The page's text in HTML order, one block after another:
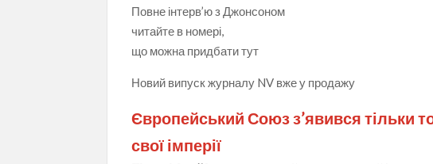
Повне інтерв’ю з Джонсоном
читайте в номері,
що можна придбати тут
Новий випуск журналу NV вже у продажу
Європейський Союз з’явився тільки
свої імперії